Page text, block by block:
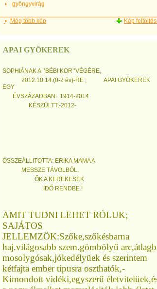
gyöngyvirág
Még több kép Kép
APAI GYÖKEREK
SOPHIÁNAK A ’’BÉBI KOR’’VÉGÉRE,
2012.10.14.(0-2 év)-RE ; APAI GYÖKEREK
EGY
ÉVSZÁZADBAN: 1914-2014
KÉSZÜLTT;-2012-
ÖSSZEÁLLITOTTA: ERIKA MAMA A
MESSZE TÁVOLBÓL.
ŐK A KEREKESEK
IDŐ RENDBE !
AMIT TUDNI LEHET RÓLUK;
SAJÁTOS
JELLEMZÖK:Szőke,szőkésbarna
haj.világosabb szem.gömbölyű
mosolygósak,jókedélyüek és szerintem
kétfajta ember tipusra oszthatók,-
Kimondott vidéki,egyszerű